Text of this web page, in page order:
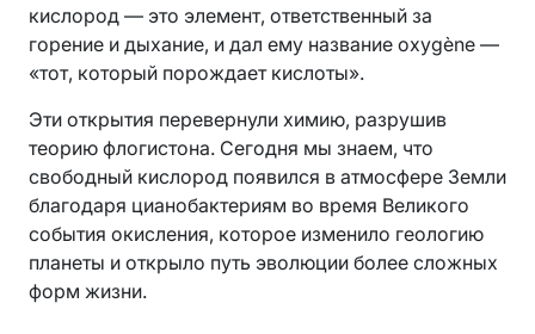
кислород — это элемент, ответственный за
горение и дыхание, и дал ему название oxygène —
«тот, который порождает кислоты».
Эти открытия перевернули химию, разрушив
теорию флогистона. Сегодня мы знаем, что
свободный кислород появился в атмосфере Земли
благодаря цианобактериям во время Великого
события окисления, которое изменило геологию
планеты и открыло путь эволюции более сложных
форм жизни.